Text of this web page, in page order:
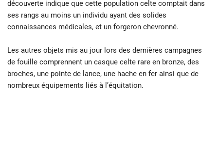
découverte indique que cette population celte comptait dans
ses rangs au moins un individu ayant des solides
connaissances médicales, et un forgeron chevronné.
Les autres objets mis au jour lors des dernières campagnes
de fouille comprennent un casque celte rare en bronze, des
broches, une pointe de lance, une hache en fer ainsi que de
nombreux équipements liés à l’équitation.